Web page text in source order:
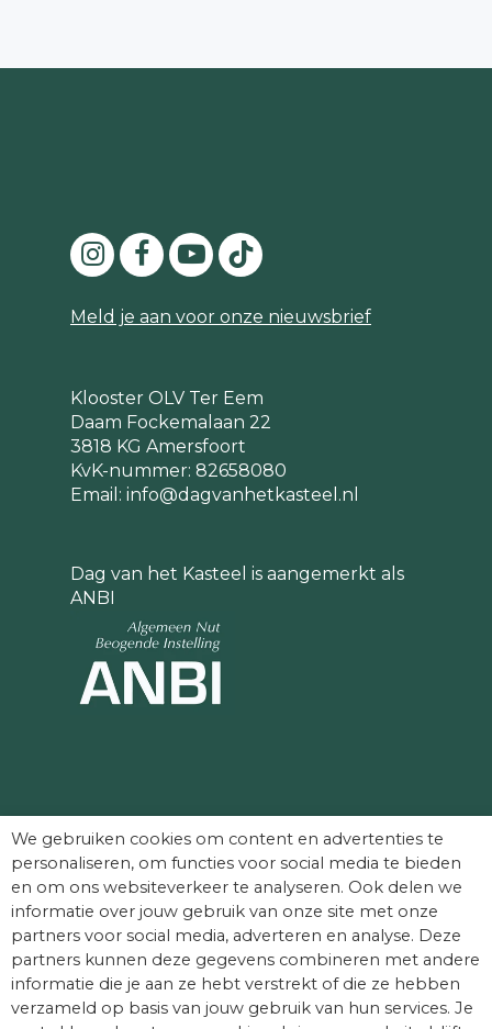
Meld je aan voor onze nieuwsbrief
Klooster OLV Ter Eem
Daam Fockemalaan 22
3818 KG Amersfoort
KvK-nummer: 82658080
Email: info@dagvanhetkasteel.nl
Dag van het Kasteel is aangemerkt als
ANBI
mogelijk maken:
We gebruiken cookies om content en advertenties te
personaliseren, om functies voor social media te bieden
en om ons websiteverkeer te analyseren. Ook delen we
informatie over jouw gebruik van onze site met onze
partners voor social media, adverteren en analyse. Deze
partners kunnen deze gegevens combineren met andere
informatie die je aan ze hebt verstrekt of die ze hebben
verzameld op basis van jouw gebruik van hun services. Je